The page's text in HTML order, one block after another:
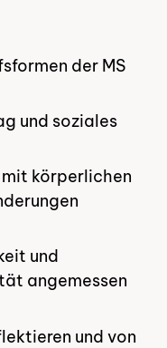
der MS
und soziales
körperlichen
und
angemessen
und von